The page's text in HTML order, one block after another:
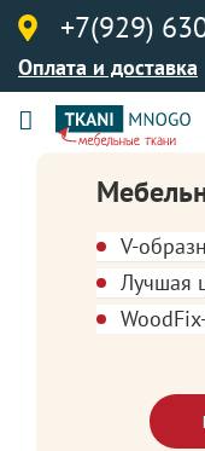
+7(929)
Оплата и доставка
V-
Лучшая